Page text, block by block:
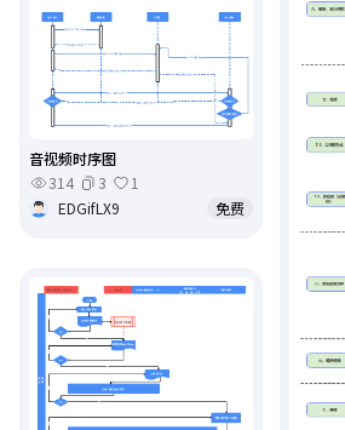
音视频时序图
314
3
1
EDGifLX9
免费